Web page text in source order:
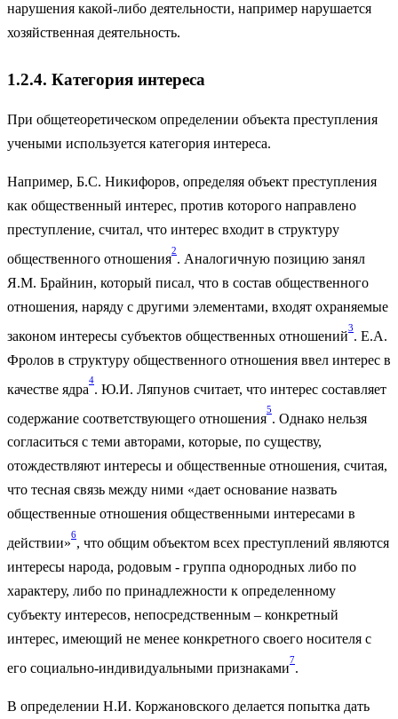
нарушения какой-либо деятельности, например нарушается
хозяйственная деятельность.
1.2.4. Категория интереса
При общетеоретическом определении объекта преступления
учеными используется категория интереса.
Например, Б.С. Никифоров, определяя объект преступления
как общественный интерес, против которого направлено
преступление, считал, что интерес входит в структуру
общественного отношения
2
. Аналогичную позицию занял
Я.М. Брайнин, который писал, что в состав общественного
отношения, наряду с другими элементами, входят охраняемые
законом интересы субъектов общественных отношений
3
. Е.А.
Фролов в структуру общественного отношения ввел интерес в
качестве ядра
4
. Ю.И. Ляпунов считает, что интерес составляет
содержание соответствующего отношения
5
. Однако нельзя
согласиться с теми авторами, которые, по существу,
отождествляют интересы и общественные отношения, считая,
что тесная связь между ними «дает основание назвать
общественные отношения общественными интересами в
действии»
6
, что общим объектом всех преступлений являются
интересы народа, родовым - группа однородных либо по
характеру, либо по принадлежности к определенному
субъекту интересов, непосредственным – конкретный
интерес, имеющий не менее конкретного своего носителя с
его социально-индивидуальными признаками
7
.
В определении Н.И. Коржановского делается попытка дать